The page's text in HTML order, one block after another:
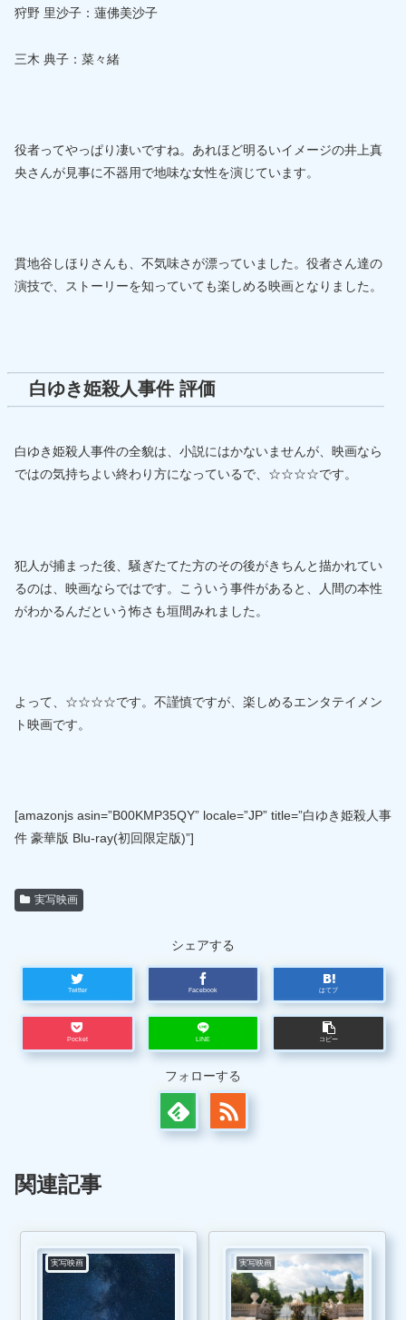
狩野 里沙子：蓮佛美沙子
三木 典子：菜々緒
役者ってやっぱり凄いですね。あれほど明るいイメージの井上真
央さんが見事に不器用で地味な女性を演じています。
貫地谷しほりさんも、不気味さが漂っていました。役者さん達の
演技で、ストーリーを知っていても楽しめる映画となりました。
白ゆき姫殺人事件 評価
白ゆき姫殺人事件の全貌は、小説にはかないませんが、映画なら
ではの気持ちよい終わり方になっているで、☆☆☆☆です。
犯人が捕まった後、騒ぎたてた方のその後がきちんと描かれてい
るのは、映画ならではです。こういう事件があると、人間の本性
がわかるんだという怖さも垣間みれました。
よって、☆☆☆☆です。不謹慎ですが、楽しめるエンタテイメン
ト映画です。
[amazonjs asin=”B00KMP35QY” locale=”JP” title=”白ゆき姫殺人事
件 豪華版 Blu-ray(初回限定版)”]
実写映画
シェアする
Twitter Facebook はてブ
Pocket LINE コピー
フォローする
関連記事
実写映画 実写映画